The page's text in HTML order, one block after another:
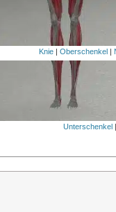
Knie| Oberschenkel|
Unterschenkel